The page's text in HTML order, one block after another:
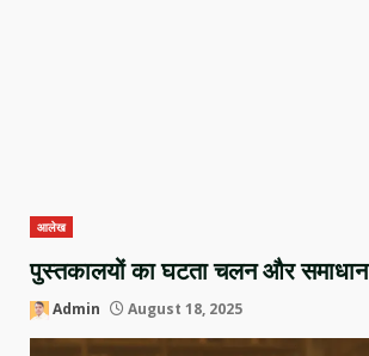
आलेख
पुस्तकालयों का घटता चलन और समाधान
Admin August 18, 2025